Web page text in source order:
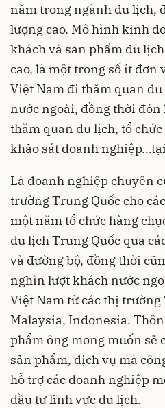
năm trong ngành du lịch,
lượng cao. Mô hình kinh
khách và sản phẩm du
cao, là một trong số ít đơn
Việt Nam đi thăm quan
nước ngoài, đồng thời
thăm quan du lịch, tổ
khảo sát doanh
Là doanh nghiệp chuyên
trường Trung Quốc cho
một năm tổ chức hàng
du lịch Trung Quốc qua
và đường bộ, đồng thời
nghìn lượt khách nước
Việt Nam từ các thị
Malaysia, Indonesia.
phẩm ông mong muốn sẽ
sản phẩm, dịch vụ mà
hỗ trợ các doanh nghiệp
đầu tư lĩnh vực du lịch.